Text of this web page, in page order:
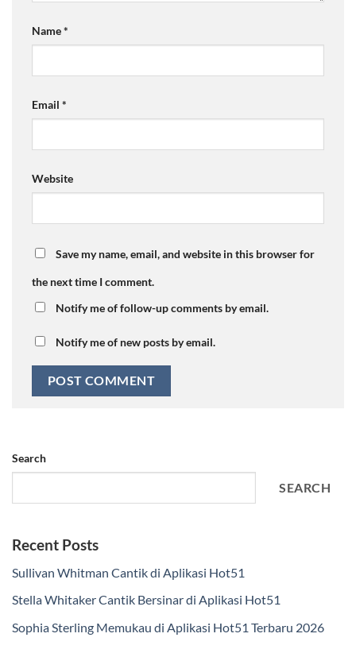
Name*
Email *
Website
Save my name, email, and website in this browser for
the next time I comment.
Notify me of follow-up comments by email.
Notify me of new posts by email.
Search
SEARCH
Recent Posts
Sullivan Whitman Cantik di Aplikasi Hot51
Stella Whitaker Cantik Bersinar di Aplikasi Hot51
Sophia Sterling Memukau di Aplikasi Hot51 Terbaru 2026